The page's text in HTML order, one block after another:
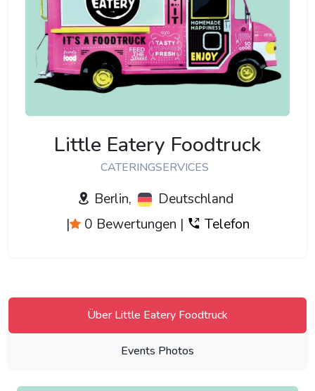
Little Eatery Foodtruck
CATERINGSERVICES
Berlin,
Deutschland
|
0 Bewertungen | Telefon
Über Little Eatery Foodtruck
Events Photos